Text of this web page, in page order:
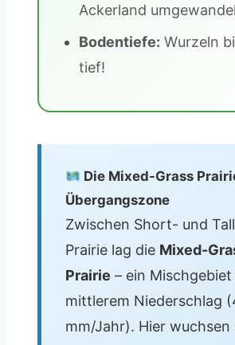
Ackerland
Bodentiefe: Wurzeln
tief!
Die Mixed-Grass
Übergangszone
Zwischen Short- und
Prairie lag die Mixed-
Prairie – ein
mittlerem Niederschlag
mm/Jahr). Hier wuchsen